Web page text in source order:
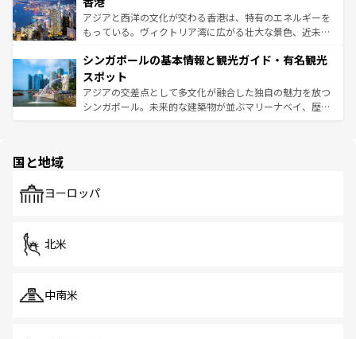
ひ現地で味わいたい。どの地域を訪れてもあたたかい人々
が旅行者を迎えてくれるので、きっと忘れられない旅にな
参照してほしい。
帯で自然と触れ合い、南部ではプーケットやクラビの美し
いビーチでリゾート気分を楽しむことができる。タイ料理
激する。気候は一年中温暖で、どの季節にも異なる楽しみ
が待っている。親しみやすいタイの人々、仏教を中心とし
た文化、そして多様な観光資源が、訪れる旅人を魅了し続
ける。 なお、新着のタイ情報はコンテンツ一覧を参照して
アジアと西洋の文化が交わる香港は、特有のエネルギーを
もっている。ヴィクトリア湾に広がる壮大な景色、近未来
み、どこを訪れても感動するはず。観光スポットが密集し
ており、効率よく見どころを回れるのも魅力。息をのむよ
うな絶景から文化的な体験まで、香港を存分に楽しみ尽く
そう。 なお、新着の香港情報はコンテンツ一覧を参照して
シンガポールの基本情報と観光ガイド・有名観光
スポット
アジアの交差点として多文化が融合した独自の魅力を放つ
シンガポール。未来的な建築物が並ぶマリーナベイ、歴史
で、ホーカーズは地元の風情を楽しめる外せないスポット
国と地域
ヨーロッパ
北米
中南米